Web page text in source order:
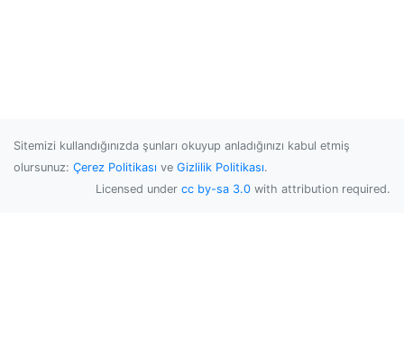
Sitemizi kullandığınızda şunları okuyup anladığınızı kabul etmiş
olursunuz: Çerez Politikası ve Gizlilik Politikası.
Licensed under cc by-sa 3.0 with attribution required.